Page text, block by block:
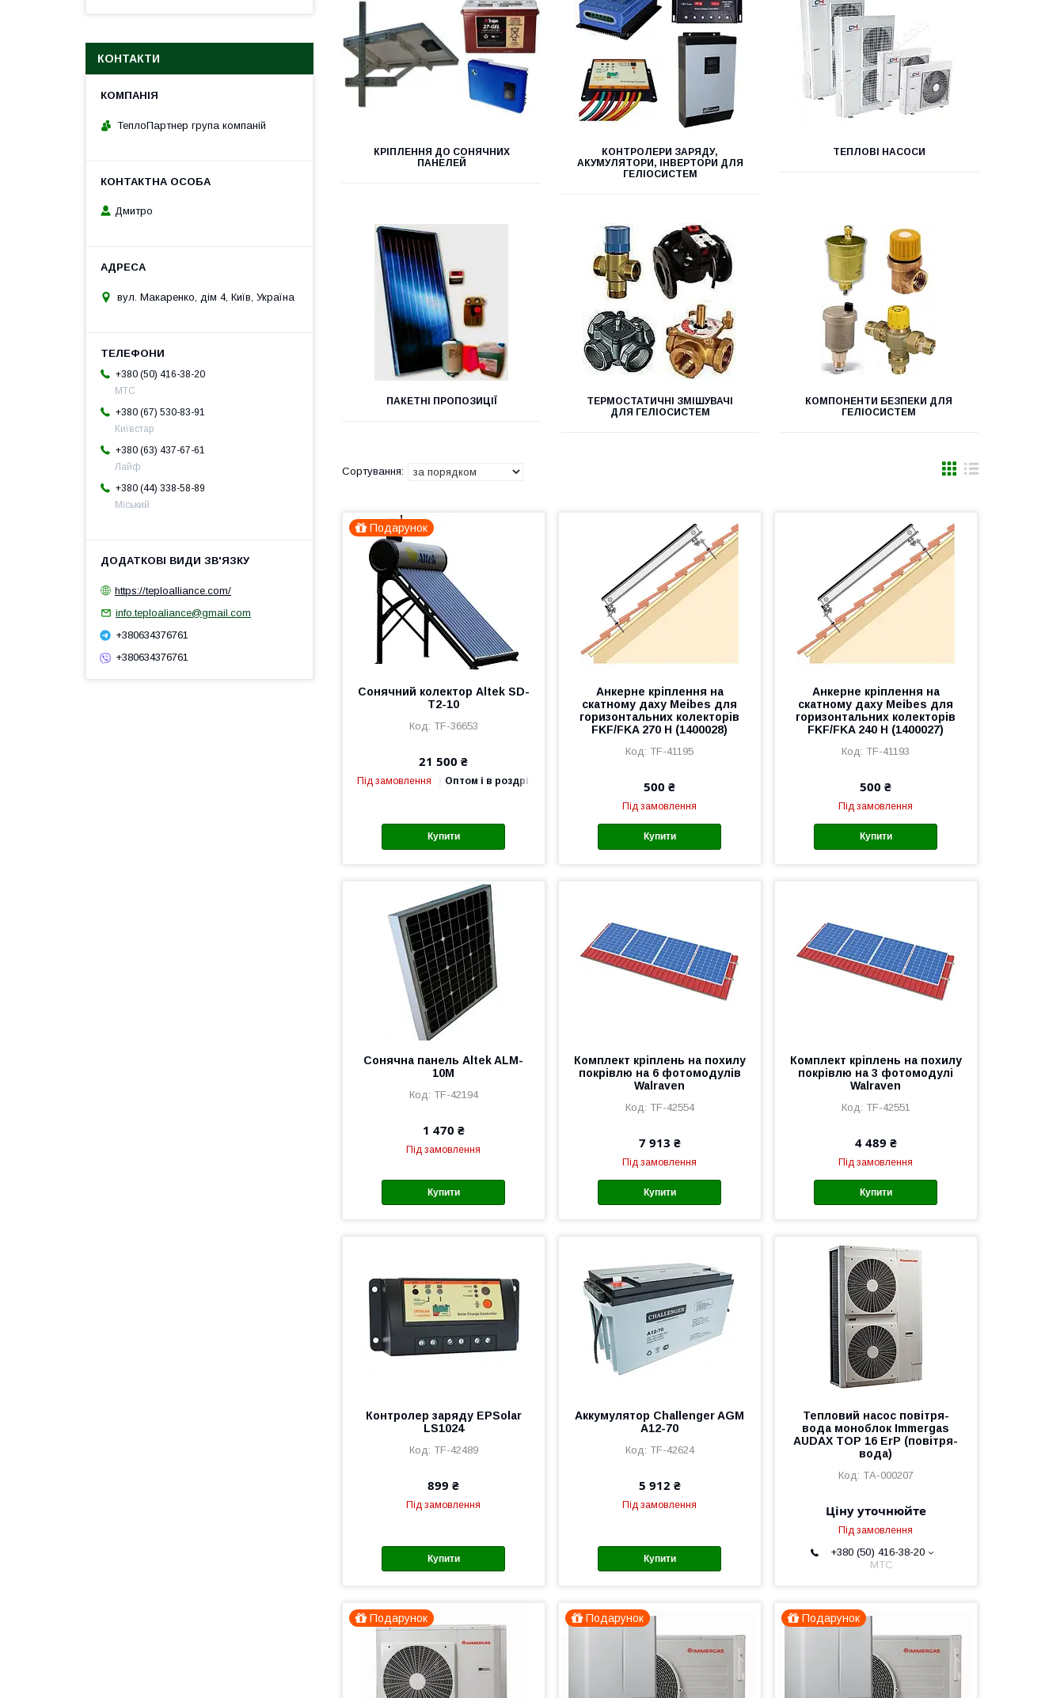
КРІПЛЕННЯ ДО СОНЯЧНИХ
ПАНЕЛЕЙ
КОНТРОЛЕРИ ЗАРЯДУ,
АКУМУЛЯТОРИ, ІНВЕРТОРИ ДЛЯ
ГЕЛІОСИСТЕМ
ТЕПЛОВІ НАСОСИ
ПАКЕТНІ ПРОПОЗИЦІЇ
ТЕРМОСТАТИЧНІ ЗМІШУВАЧІ
ДЛЯ ГЕЛІОСИСТЕМ
КОМПОНЕНТИ БЕЗПЕКИ ДЛЯ
ГЕЛІОСИСТЕМ
Подарунок
Сонячний колектор Altek SD-
T2-10
TF-36653
21 500 ₴
Під замовлення Оптом і в роздріб
Купити
Анкерне кріплення на
скатному даху Meibes для
горизонтальних колекторів
FKF/FKA 270 H (1400028)
TF-41195
500 ₴
Під замовлення
Купити
Анкерне кріплення на
скатному даху Meibes для
горизонтальних колекторів
FKF/FKA 240 H (1400027)
TF-41193
500 ₴
Під замовлення
Купити
Сонячна панель Altek ALM-
10M
TF-42194
1 470 ₴
Під замовлення
Купити
Комплект кріплень на похилу
покрівлю на 6 фотомодулів
Walraven
TF-42554
7 913 ₴
Під замовлення
Купити
Комплект кріплень на похилу
покрівлю на 3 фотомодулі
Walraven
TF-42551
4 489 ₴
Під замовлення
Купити
Контролер заряду EPSolar
LS1024
TF-42489
899 ₴
Під замовлення
Купити
Аккумулятор Challenger AGM
A12-70
TF-42624
5 912 ₴
Під замовлення
Купити
Тепловий насос повітря-
вода моноблок Immergas
AUDAX TOP 16 ErP (повітря-
вода)
ТА-000207
Ціну уточнюйте
Під замовлення
+380 (50) 416-38-20
МТС
Подарунок Подарунок Подарунок
КОНТАКТИ
ТеплоПартнер група компаній
Дмитро
вул. Макаренко, дім 4, Київ, Україна
+380 (50) 416-38-20
МТС
+380 (67) 530-83-91
Київстар
+380 (63) 437-67-61
Лайф
+380 (44) 338-58-89
Міський
https://teploalliance.com/
info.teploaliance@gmail.com
+380634376761
+380634376761